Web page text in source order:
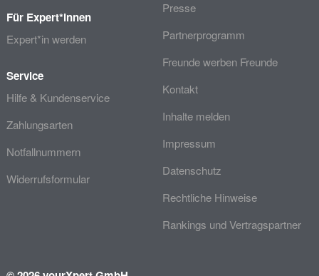
Für Expert*innen
Expert*in werden
Service
Hilfe & Kundenservice
Zahlungsarten
Notfallnummern
Widerrufsformular
Presse
Partnerprogramm
Freunde werben Freunde
Kontakt
Inhalte melden
Impressum
Datenschutz
Rechtliche Hinweise
Rankings und Vertragspartner